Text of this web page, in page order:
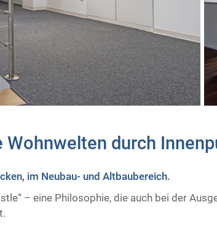
Wohnwelten durch
im Neubau- und Altbaubereich.
– eine Philosophie, die auch bei der